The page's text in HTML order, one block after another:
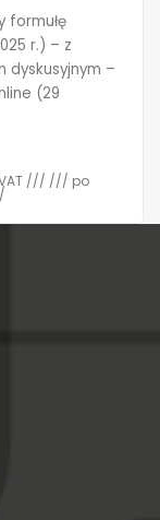
formułę
r.) – z
–
(29
/// /// po